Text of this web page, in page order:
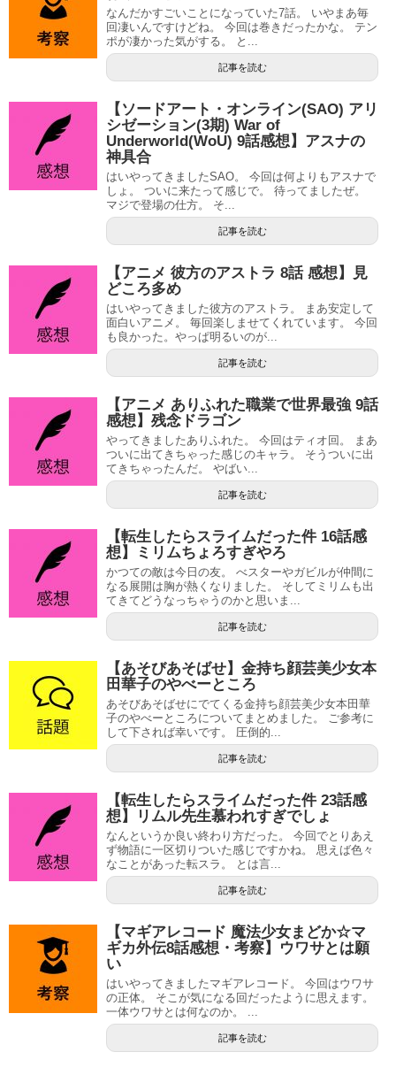
なんだかすごいことになっていた7話。 いやまあ毎
回凄いんですけどね。 今回は巻きだったかな。 テン
ポが凄かった気がする。 と...
記事を読む
【ソードアート・オンライン(SAO) アリ
シゼーション(3期) War of
Underworld(WoU) 9話感想】アスナの
神具合
はいやってきましたSAO。 今回は何よりもアスナで
しょ。 ついに来たって感じで。 待ってましたぜ。
マジで登場の仕方。 そ...
記事を読む
【アニメ 彼方のアストラ 8話 感想】見
どころ多め
はいやってきました彼方のアストラ。 まあ安定して
面白いアニメ。 毎回楽しませてくれています。 今回
も良かった。やっぱ明るいのが...
記事を読む
【アニメ ありふれた職業で世界最強 9話
感想】残念ドラゴン
やってきましたありふれた。 今回はティオ回。 まあ
ついに出てきちゃった感じのキャラ。 そうついに出
てきちゃったんだ。 やばい...
記事を読む
【転生したらスライムだった件 16話感
想】ミリムちょろすぎやろ
かつての敵は今日の友。 べスターやガビルが仲間に
なる展開は胸が熱くなりました。 そしてミリムも出
てきてどうなっちゃうのかと思いま...
記事を読む
【あそびあそばせ】金持ち顔芸美少女本
田華子のやべーところ
あそびあそばせにでてくる金持ち顔芸美少女本田華
子のやべーところについてまとめました。 ご参考に
して下されば幸いです。 圧倒的...
記事を読む
【転生したらスライムだった件 23話感
想】リムル先生慕われすぎでしょ
なんというか良い終わり方だった。 今回でとりあえ
ず物語に一区切りついた感じですかね。 思えば色々
なことがあった転スラ。 とは言...
記事を読む
【マギアレコード 魔法少女まどか☆マ
ギカ外伝8話感想・考察】ウワサとは願
い
はいやってきましたマギアレコード。 今回はウワサ
の正体。 そこが気になる回だったように思えます。
一体ウワサとは何なのか。 ...
記事を読む